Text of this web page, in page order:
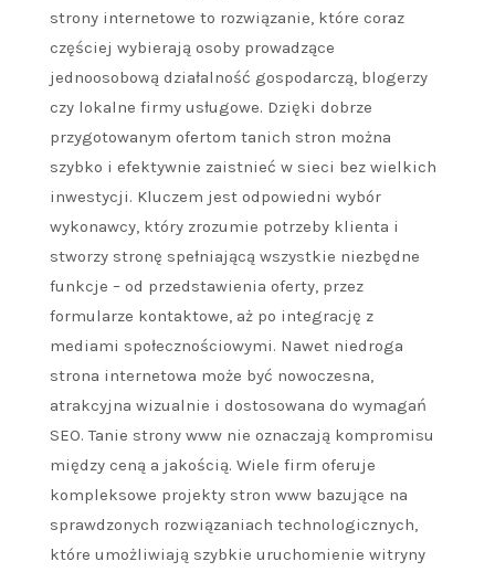
strony internetowe to rozwiązanie, które coraz
częściej wybierają osoby prowadzące
jednoosobową działalność gospodarczą, blogerzy
czy lokalne firmy usługowe. Dzięki dobrze
przygotowanym ofertom tanich stron można
szybko i efektywnie zaistnieć w sieci bez wielkich
inwestycji. Kluczem jest odpowiedni wybór
wykonawcy, który zrozumie potrzeby klienta i
stworzy stronę spełniającą wszystkie niezbędne
funkcje – od przedstawienia oferty, przez
formularze kontaktowe, aż po integrację z
mediami społecznościowymi. Nawet niedroga
strona internetowa może być nowoczesna,
atrakcyjna wizualnie i dostosowana do wymagań
SEO. Tanie strony www nie oznaczają kompromisu
między ceną a jakością. Wiele firm oferuje
kompleksowe projekty stron www bazujące na
sprawdzonych rozwiązaniach technologicznych,
które umożliwiają szybkie uruchomienie witryny